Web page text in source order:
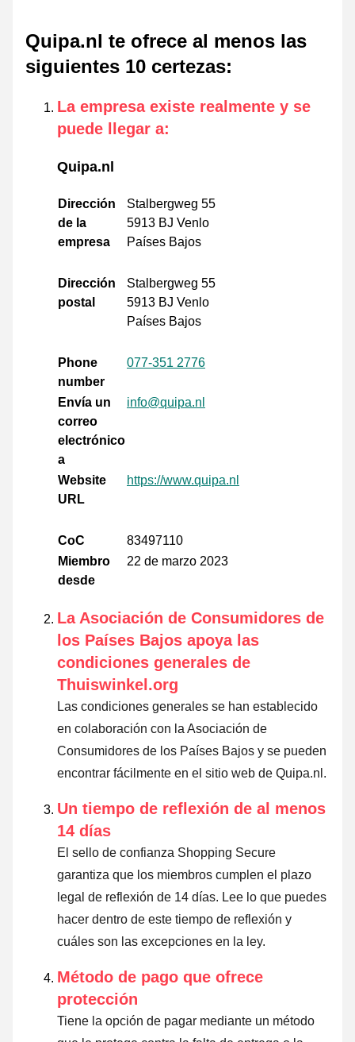
Quipa.nl te ofrece al menos las
siguientes 10 certezas:
La empresa existe realmente y se
puede llegar a:
Quipa.nl
Dirección
de la
empresa
Stalbergweg 55
5913 BJ Venlo
Países Bajos
Dirección
postal
Stalbergweg 55
5913 BJ Venlo
Países Bajos
Phone
number
077-351 2776
Envía un
correo
electrónico
a
info@quipa.nl
Website
URL
https://www.quipa.nl
CoC
83497110
Miembro
desde
22 de marzo 2023
La Asociación de Consumidores de
los Países Bajos apoya las
condiciones generales de
Thuiswinkel.org
Las condiciones generales se han establecido
en colaboración con la Asociación de
Consumidores de los Países Bajos y se pueden
encontrar fácilmente en el sitio web de Quipa.nl.
Un tiempo de reflexión de al menos
14 días
El sello de confianza Shopping Secure
garantiza que los miembros cumplen el plazo
legal de reflexión de 14 días. Lee lo que puedes
hacer dentro de este tiempo de reflexión y
cuáles son las excepciones en la ley.
Método de pago que ofrece
protección
Tiene la opción de pagar mediante un método